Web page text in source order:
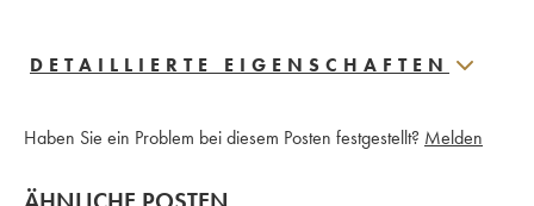
DETAILLIERTE EIGENSCHAFTEN
Haben Sie ein Problem bei diesem Posten festgestellt? Melden